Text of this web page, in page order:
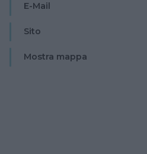
E-Mail
Sito
Mostra mappa